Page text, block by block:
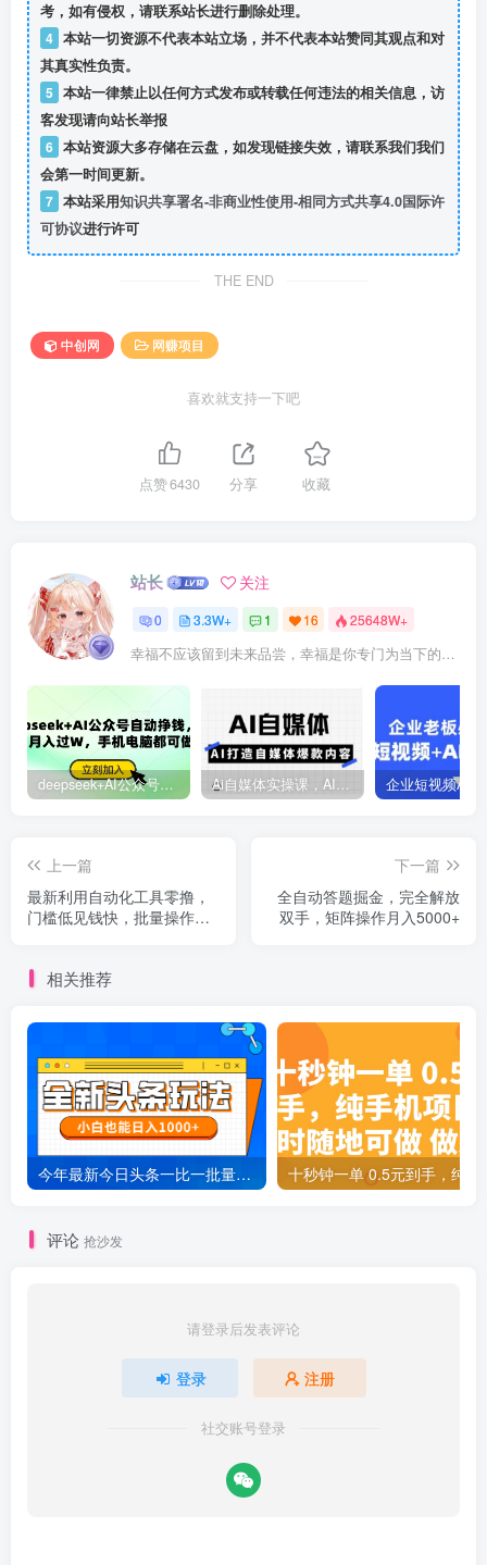
考，如有侵权，请联系站长进行删除处理。
4 本站一切资源不代表本站立场，并不代表本站赞同其观点和对
其真实性负责。
5 本站一律禁止以任何方式发布或转载任何违法的相关信息，访
客发现请向站长举报
6 本站资源大多存储在云盘，如发现链接失效，请联系我们我们
会第一时间更新。
7 本站采用知识共享署名-非商业性使用-相同方式共享4.0国际许
可协议进行许可
THE END
中创网 网赚项目
喜欢就支持一下吧
点赞6430 分享 收藏
站长 关注
0 3.3W+ 1 16 25648W+
幸福不应该留到未来品尝，幸福是你专门为当下的自己所准备的
deepseek+AI公众号自动挣钱，轻松月入过W，手机电脑都可做 Ai自媒体实操课，AI打造自媒体爆款内容
上一篇
最新利用自动化工具零撸，
门槛低见钱快，批量操作轻
下一篇
全自动答题掘金，完全解放
双手，矩阵操作月入5000+
相关推荐
今年最新今日头条一比一批量搬砖，小白也可以日赚千元
评论 抢沙发
请登录后发表评论
登录 注册
社交账号登录